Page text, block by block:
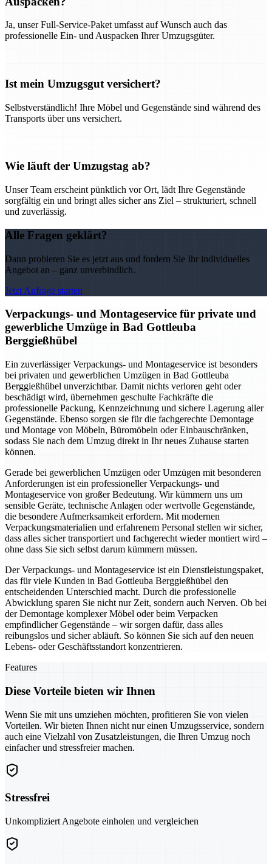
Ja, unser Full-Service-Paket umfasst auf Wunsch auch das
professionelle Ein- und Auspacken Ihrer Umzugsgüter.
Ist mein Umzugsgut versichert?
Selbstverständlich! Ihre Möbel und Gegenstände sind während des
Transports über uns versichert.
Wie läuft der Umzugstag ab?
Unser Team erscheint pünktlich vor Ort, lädt Ihre Gegenstände
sorgfältig ein und bringt alles sicher ans Ziel – strukturiert, schnell
und zuverlässig.
Alle Fragen geklärt?
Dann probieren Sie es jetzt aus und fordern Sie Ihr individuelles
Angebot an – ganz unverbindlich.
Jetzt Anfrage starten
Verpackungs- und Montageservice für private und
gewerbliche Umzüge in Bad Gottleuba
Berggießhübel
Ein zuverlässiger Verpackungs- und Montageservice ist besonders
bei privaten und gewerblichen Umzügen in Bad Gottleuba
Berggießhübel unverzichtbar. Damit nichts verloren geht oder
beschädigt wird, übernehmen geschulte Fachkräfte die
professionelle Packung, Kennzeichnung und sichere Lagerung aller
Gegenstände. Ebenso sorgen sie für die fachgerechte Demontage
und Montage von Möbeln, Büromöbeln oder Einbauschränken,
sodass Sie nach dem Umzug direkt in Ihr neues Zuhause starten
können.
Gerade bei gewerblichen Umzügen oder Umzügen mit besonderen
Anforderungen ist ein professioneller Verpackungs- und
Montageservice von großer Bedeutung. Wir kümmern uns um
sensible Geräte, technische Anlagen oder wertvolle Gegenstände,
die besondere Aufmerksamkeit erfordern. Mit modernen
Verpackungsmaterialien und erfahrenem Personal stellen wir sicher,
dass alles sicher transportiert und fachgerecht wieder montiert wird –
ohne dass Sie sich selbst darum kümmern müssen.
Der Verpackungs- und Montageservice ist ein Dienstleistungspaket,
das für viele Kunden in Bad Gottleuba Berggießhübel den
entscheidenden Unterschied macht. Durch die professionelle
Abwicklung sparen Sie nicht nur Zeit, sondern auch Nerven. Ob bei
der Demontage komplexer Möbel oder beim Verpacken
empfindlicher Gegenstände – wir sorgen dafür, dass alles
reibungslos und sicher abläuft. So können Sie sich auf den neuen
Lebens- oder Geschäftsstandort konzentrieren.
Features
Diese Vorteile bieten wir Ihnen
Wenn Sie mit uns umziehen möchten, profitieren Sie von vielen
Vorteilen. Wir bieten Ihnen nicht nur einen Umzugsservice, sondern
auch eine Vielzahl von Zusatzleistungen, die Ihren Umzug noch
einfacher und stressfreier machen.
Stressfrei
Unkompliziert Angebote einholen und vergleichen